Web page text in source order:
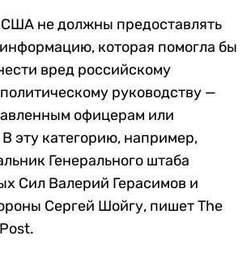
не должны предоставлять
которая помогла бы
вред российскому
руководству —
офицерам или
эту категорию, например,
Генерального штаба
Сил Валерий Герасимов и
Сергей Шойгу, пишет The